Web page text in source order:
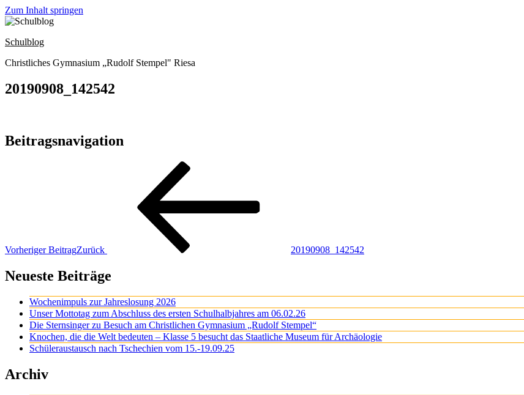
Zum Inhalt springen
Schulblog
Christliches Gymnasium „Rudolf Stempel" Riesa
20190908_142542
Beitragsnavigation
Vorheriger BeitragZurück 20190908_142542
Neueste Beiträge
Wochenimpuls zur Jahreslosung 2026
Unser Mottotag zum Abschluss des ersten Schulhalbjahres am 06.02.26
Die Sternsinger zu Besuch am Christlichen Gymnasium „Rudolf Stempel“
Knochen, die die Welt bedeuten – Klasse 5 besucht das Staatliche Museum für Archäologie
Schüleraustausch nach Tschechien vom 15.-19.09.25
Archiv